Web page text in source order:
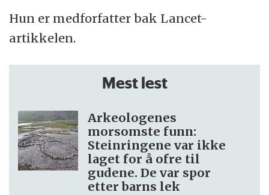
Hun er medforfatter bak Lancet-
artikkelen.
Mest lest
Arkeologenes
morsomste funn:
Steinringene var ikke
laget for å ofre til
gudene. De var spor
etter barns lek